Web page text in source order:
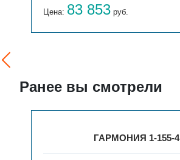
Цена: 83 853 руб.
Ранее вы смотрели
ГАРМОНИЯ 1-155-4